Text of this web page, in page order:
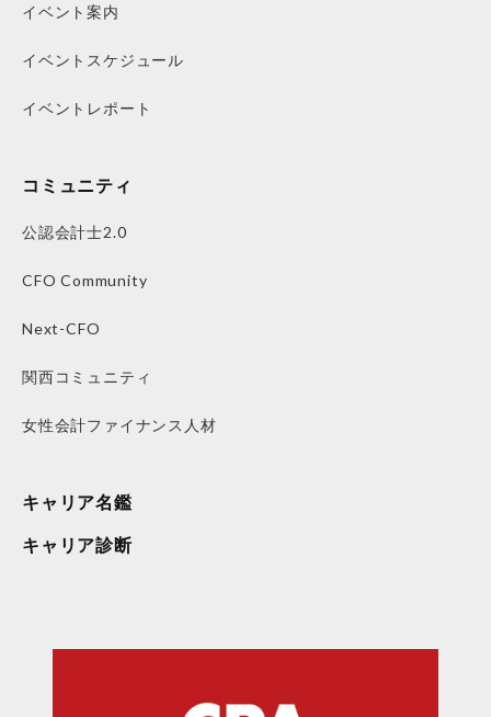
イベント案内
イベントスケジュール
イベントレポート
コミュニティ
公認会計士2.0
CFO Community
Next-CFO
関西コミュニティ
女性会計ファイナンス人材
キャリア名鑑
キャリア診断